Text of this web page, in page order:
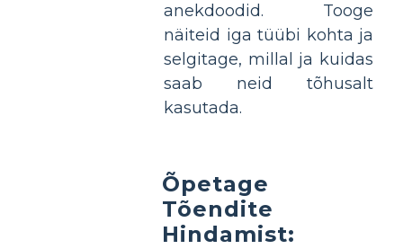
anekdoodid. Tooge
näiteid iga tüübi kohta ja
selgitage, millal ja kuidas
saab neid tõhusalt
kasutada.
Õpetage
Tõendite
Hindamist: